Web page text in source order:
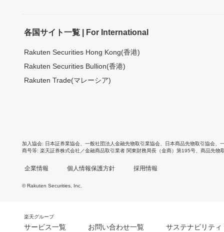
各国サイト一覧 | For International
Rakuten Securities Hong Kong(香港)
Rakuten Securities Bullion(香港)
Rakuten Trade(マレーシア)
加入協会 日本証券業協会 一般社団法人金融先物取引業協会 日本商品先物取引協会
商号等 楽天証券株式会社／金融商品取引業者 関東財務局長（金商）第195号、商品先物
企業情報 個人情報保護方針 採用情報
© Rakuten Securities, Inc.
楽天グループ
サービス一覧 お問い合わせ一覧 サステナビリティ